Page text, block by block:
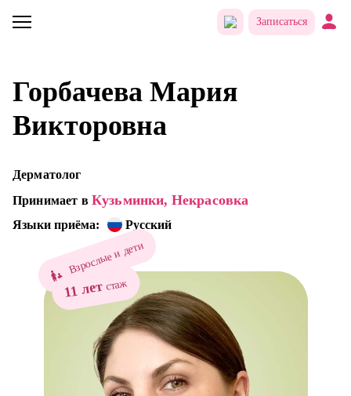
Записаться
Горбачева Мария
Викторовна
Дерматолог
Принимает в Кузьминки, Некрасовка
Языки приёма: Русский
Взрослые и дети
11 летстаж